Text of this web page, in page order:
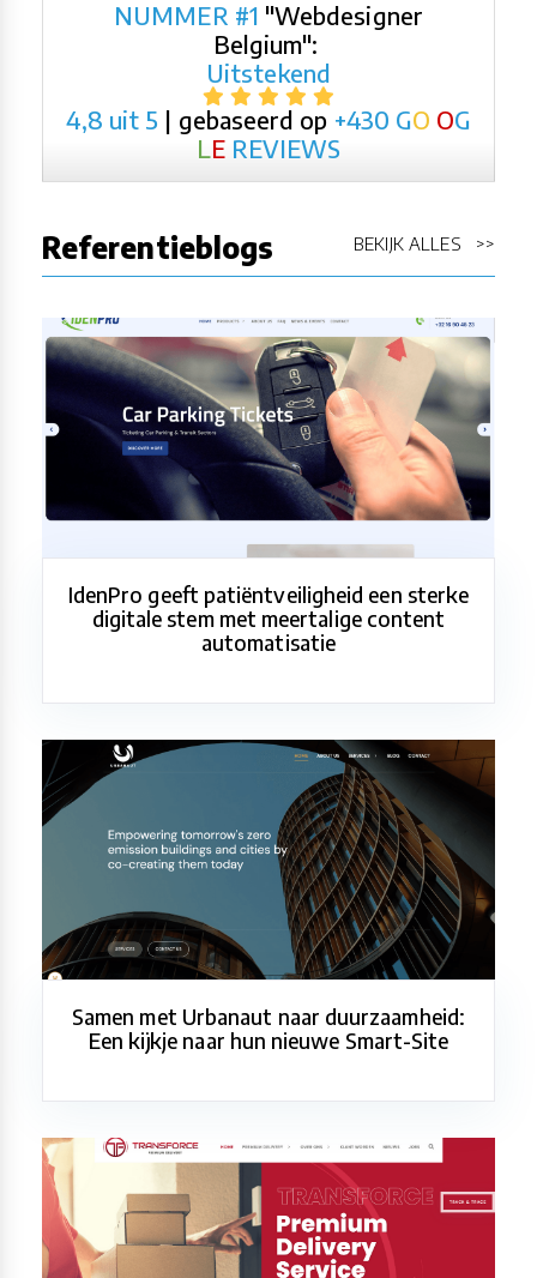
NUMMER #1 "Webdesigner
Belgium":
Uitstekend
4,8 uit 5 | gebaseerd op +430 GO OG
L E REVIEWS
Referentieblogs BEKIJK ALLES >>
IdenPro geeft patiëntveiligheid een sterke
digitale stem met meertalige content
automatisatie
Samen met Urbanaut naar duurzaamheid:
Een kijkje naar hun nieuwe Smart-Site